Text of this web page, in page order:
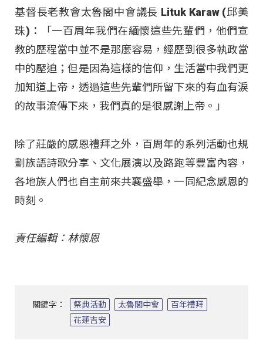
基督長老教會太魯閣中會議長 Lituk Karaw (邱美
珠)：「一百周年我們在緬懷這些先輩們，他們宣
教的歷程當中並不是那麼容易，經歷到很多執政當
中的壓迫；但是因為這樣的信仰，生活當中我們更
加知道上帝，透過這些先輩們所留下來的有血有淚
的故事流傳下來，我們真的是很感謝上帝。」
除了莊嚴的感恩禮拜之外，百周年的系列活動也規
劃族語詩歌分享、文化展演以及路跑等豐富內容，
各地族人們也自主前來共襄盛舉，一同紀念感恩的
時刻。
責任編輯：林懷恩
關鍵字： 祭典活動 太魯閣中會
百年禮拜
花蓮吉安